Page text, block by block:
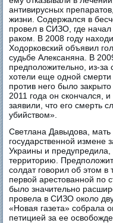
антивирусных
жизни. Содержался в
провел в СИЗО, где начал
раком. В 2008 году
Ходорковский объявил
судьбе Алексаняна. В
предположительно, из-за
хотели еще одной
против него было
2011 года он скончался,
заявили, что его смерть
убийством».
Светлана Давыдова,
государственной измене
Украины и предупредила,
территорию.
солдат говорил об этом в
первой арестованной по
было значительно
провела в СИЗО около
«Новая газета» собрала
петицией за ее